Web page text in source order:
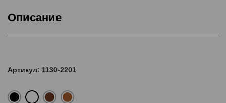
Описание
Артикул: 1130-2201